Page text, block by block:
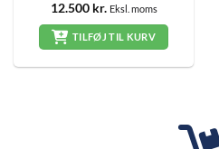
12.500 kr. Eksl. moms
TILFØJ TIL KURV